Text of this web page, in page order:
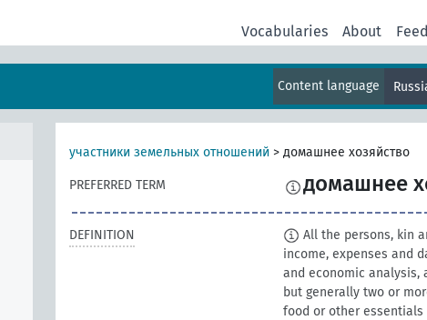
Vocabularies About
Content language
участники земельных отношений > домашнее хозяйство
PREFERRED TERM домашнее
DEFINITION
All the persons, kin
income, expenses and
and economic analysis,
but generally two or
food or other